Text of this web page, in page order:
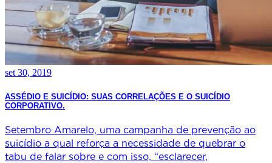
set 30, 2019
ASSÉDIO E SUICÍDIO: SUAS CORRELAÇÕES E O SUICÍDIO
CORPORATIVO.
Setembro Amarelo, uma campanha de prevenção ao
suicídio a qual reforça a necessidade de quebrar o
tabu de falar sobre e com isso, “esclarecer,